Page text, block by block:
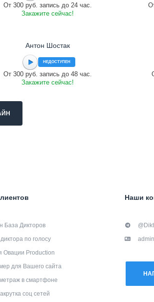
От 300 руб. запись до 24 час.
Закажите сейчас!
Антон Шостак
НЕДОСТУПЕН
От 300 руб. запись до 48 час.
Закажите сейчас!
База Дикторов
по голосу
Овации Production
для Вашего сайта
в смартфоне
соц сетей
Наши